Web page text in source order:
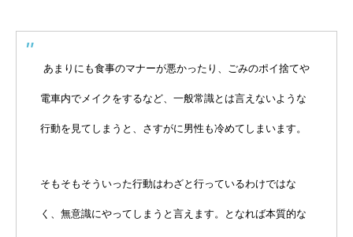
あまりにも食事のマナーが悪かったり、ごみのポイ捨てや
電車内でメイクをするなど、一般常識とは言えないような
行動を見てしまうと、さすがに男性も冷めてしまいます。
そもそもそういった行動はわざと行っているわけではな
く、無意識にやってしまうと言えます。となれば本質的な